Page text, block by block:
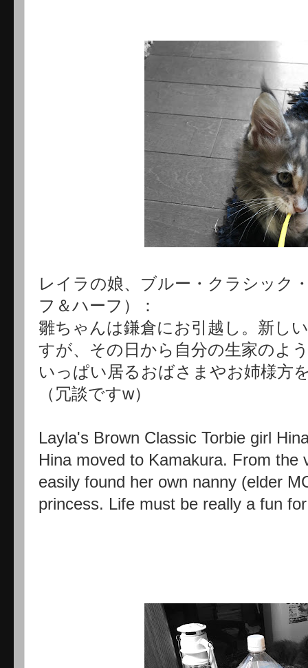
レイラの娘、ブルー・クラシック
フ＆ハーフ）：
雛ちゃんは鎌倉にお引越し。新し
すが、その日から自分の生家のよ
いっぱい居るおばさまやお姉様方
（冗談ですw）
Layla's Brown Classic Torbie girl
Hina moved to Kamakura. From the
easily found her own nanny (elder
princess. Life must be really a fun